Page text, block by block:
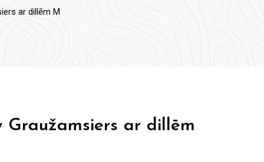
ar dillēm M
Graužamsiers ar dillēm